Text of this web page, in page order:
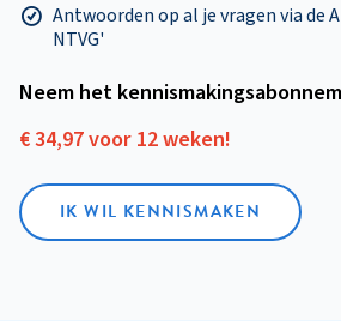
Antwoorden op al je vragen via de
NTVG'
Neem het
€ 34,97 voor 12 weken!
IK WIL KENNISMAKEN